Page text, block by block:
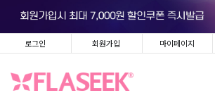
로그인 회원가입 마이페이지